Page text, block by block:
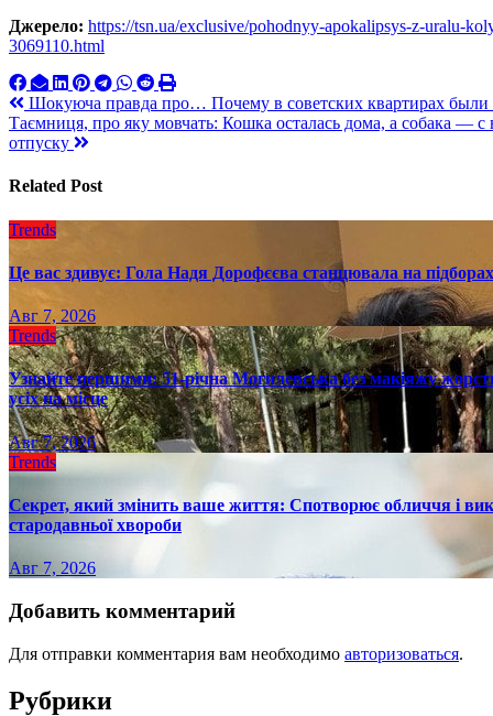
Джерело: https://tsn.ua/exclusive/pohodnyy-apokalipsys-z-uralu-
3069110.html
Навигация
по
Шокуюча правда про… Почему в советских квартирах были
Таємниця, про яку мовчать: Кошка осталась дома, а собака —
отпуску
Related Post
Trends
Це вас здивує: Гола Надя Дорофєєва станцювала на
Авг 7, 2026
Trends
Узнайте першими: 51-річна Могилевська без макіяжу
усіх на місце
Авг 7, 2026
Trends
Секрет, який змінить ваше життя: Спотворює обличчя і
стародавньої хвороби
Авг 7, 2026
Добавить комментарий
Для отправки комментария вам необходимо авторизоваться.
Рубрики